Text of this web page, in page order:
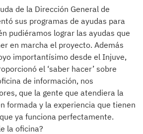
de la Dirección General de
sus programas de ayudas para
pudiéramos lograr las ayudas que
en marcha el proyecto. Además
importantísimo desde el Injuve,
el ‘saber hacer’ sobre
de información, nos
que la gente que atendiera la
formada y la experiencia que tienen
ya funciona perfectamente.
la oficina?